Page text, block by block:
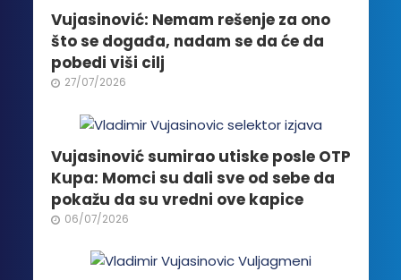
biti
izabrane
na
stranici
Vujasinović: Nemam rešenje za ono
što se događa, nadam se da će da
pobedi viši cilj
27/07/2026
Vujasinović sumirao utiske posle OTP
Kupa: Momci su dali sve od sebe da
pokažu da su vredni ove kapice
06/07/2026